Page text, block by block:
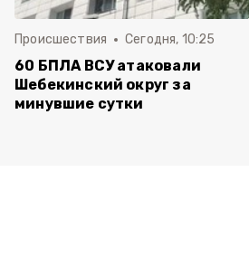
Происшествия Сегодня, 10:25
60 БПЛА ВСУ атаковали
Шебекинский округ за
минувшие сутки